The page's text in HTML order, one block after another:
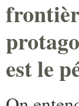
est le